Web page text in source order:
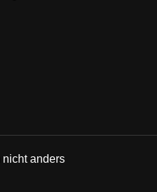
anders